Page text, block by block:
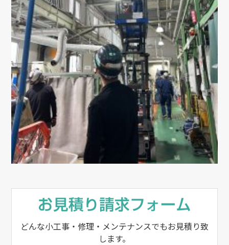
どんな小工事・修理・メンテナンスでもお見積り致
します。